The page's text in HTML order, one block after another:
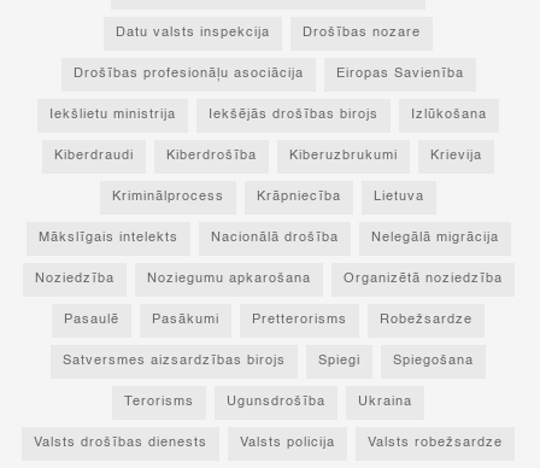
Datu valsts inspekcija Drošības nozare
Drošības profesionāļu asociācija Eiropas Savienība
Iekšlietu ministrija Iekšējās drošības birojs Izlūkošana
Kiberdraudi Kiberdrošība Kiberuzbrukumi Krievija
Kriminālprocess Krāpniecība Lietuva
Mākslīgais intelekts Nacionālā drošība Nelegālā migrācija
Noziedzība Noziegumu apkarošana Organizētā noziedzība
Pasaulē Pasākumi Pretterorisms Robežsardze
Satversmes aizsardzības birojs Spiegi Spiegošana
Terorisms Ugunsdrošība Ukraina
Valsts drošības dienests Valsts policija Valsts robežsardze